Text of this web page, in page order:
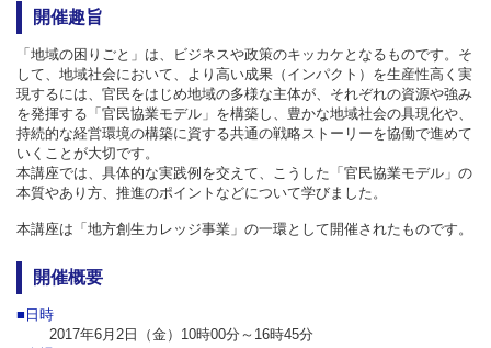
開催趣旨
「地域の困りごと」は、ビジネスや政策のキッカケとなるものです。そ
して、地域社会において、より高い成果（インパクト）を生産性高く実
現するには、官民をはじめ地域の多様な主体が、それぞれの資源や強み
を発揮する「官民協業モデル」を構築し、豊かな地域社会の具現化や、
持続的な経営環境の構築に資する共通の戦略ストーリーを協働で進めて
いくことが大切です。
本講座では、具体的な実践例を交えて、こうした「官民協業モデル」の
本質やあり方、推進のポイントなどについて学びました。
本講座は「地方創生カレッジ事業」の一環として開催されたものです。
開催概要
■日時
2017年6月2日（金）10時00分～16時45分